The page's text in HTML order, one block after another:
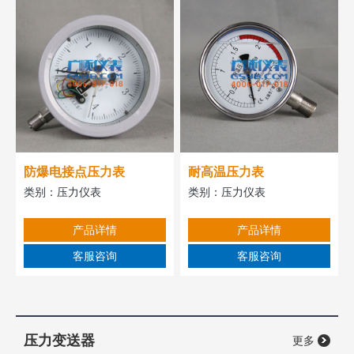
防爆电接点压力表
类别： 压力仪表
产品详情
客服咨询
耐高温压力表
类别： 压力仪表
产品详情
客服咨询
压力变送器 更多